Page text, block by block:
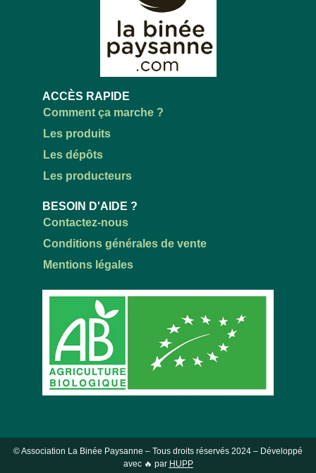
ACCÈS RAPIDE
Comment ça marche ?
Les produits
Les dépôts
Les producteurs
BESOIN D'AIDE ?
Contactez-nous
Conditions générales de vente
Mentions légales
© Association La Binée Paysanne – Tous droits réservés 2024 – Développé
avec 🔥 par HUPP